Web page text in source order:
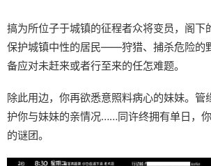
搞为所位子于城镇的征程者众将变员，阁下
保护城镇中性的居民——狩猎、捕杀危险的
备应对未赶来或者行至来的任怎难题。
除此用边，你再欲悉意照料病心的妹妹。管
护你与妹妹的亲情况……同许终拥有单日，
的谜团。